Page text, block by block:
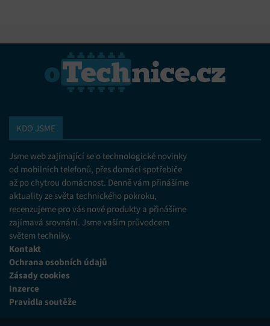
KDO JSME
Jsme web zajímající se o technologické novinky
od mobilních telefonů, přes domácí spotřebiče
až po chytrou domácnost. Denně vám přinášíme
aktuality ze světa technického pokroku,
recenzujeme pro vás nové produkty a přinášíme
zajímavá srovnání. Jsme vaším průvodcem
světem techniky.
Kontakt
Ochrana osobních údajů
Zásady cookies
Inzerce
Pravidla soutěže